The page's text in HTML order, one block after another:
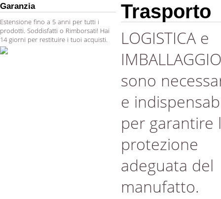
Garanzia
Estensione fino a 5 anni per tutti i
prodotti. Soddisfatti o Rimborsati! Hai
14 giorni per restituire i tuoi acquisti.
Trasporto
LOGISTICA e
IMBALLAGGIO
sono
e
per garantire
protezione
adeguata del
manufatto.